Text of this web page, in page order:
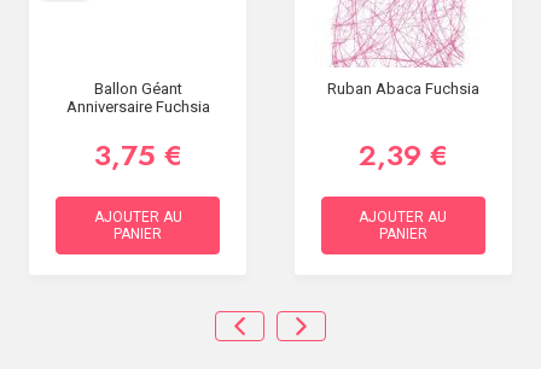
Ballon Géant
Anniversaire Fuchsia
3,75 €
AJOUTER AU
PANIER
Ruban Abaca Fuchsia
2,39 €
AJOUTER AU
PANIER